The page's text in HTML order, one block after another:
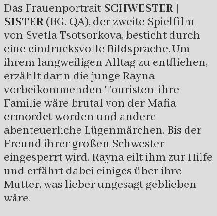
Das Frauenportrait SCHWESTER |
SISTER(BG, QA), der zweite Spielfilm
von Svetla Tsotsorkova, besticht durch
eine eindrucksvolle Bildsprache. Um
ihrem langweiligen Alltag zu entfliehen,
erzählt darin die junge Rayna
vorbeikommenden Touristen, ihre
Familie wäre brutal von der Mafia
ermordet worden und andere
abenteuerliche Lügenmärchen. Bis der
Freund ihrer großen Schwester
eingesperrt wird. Rayna eilt ihm zur Hilfe
und erfährt dabei einiges über ihre
Mutter, was lieber ungesagt geblieben
wäre.